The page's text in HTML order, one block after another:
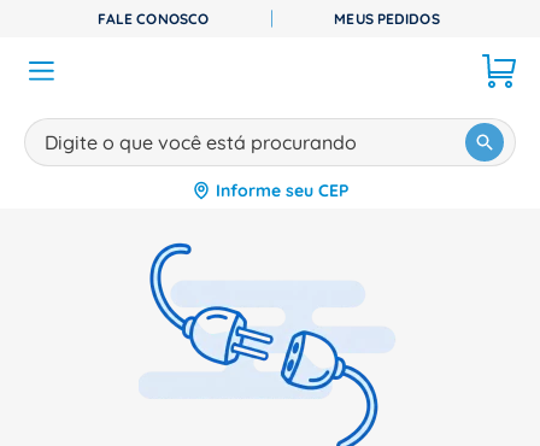
FALE CONOSCO MEUS PEDIDOS
Digite o que você está procurando
Informe seu CEP
TERMOS MAIS BUSCADOS
disjuntor
cabo flexivel
contator